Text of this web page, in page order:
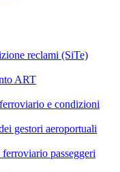
reclami (SiTe)
ART
e condizioni
gestori aeroportuali
passeggeri